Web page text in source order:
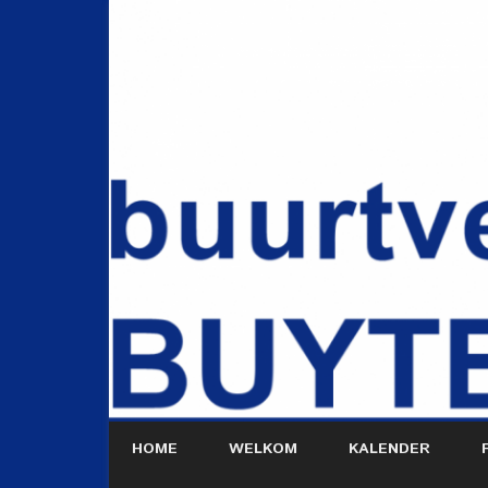
HOME WELKOM KALENDER